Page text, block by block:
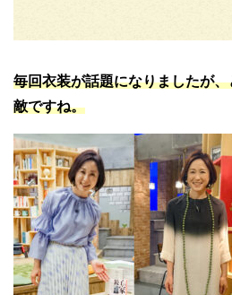
毎回衣装が話題になりましたが
敵ですね。